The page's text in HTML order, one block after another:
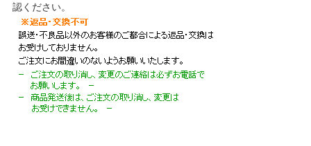
認ください。